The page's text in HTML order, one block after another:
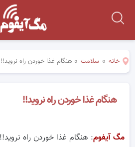
خانه » سلامت » هنگام غذا خوردن راه نروید!!
هنگام غذا خوردن راه نروید!!
مگ آیفوم: هنگام غذا خوردن راه